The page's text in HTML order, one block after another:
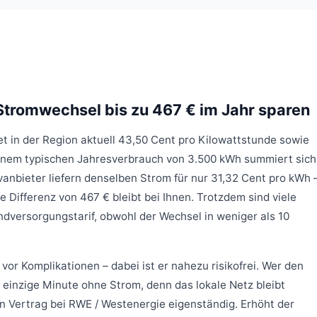
bis zu 467 € im Jahr sparen
in der Region aktuell 43,50 Cent pro Kilowattstunde sowie
typischen Jahresverbrauch von 3.500 kWh summiert sich
liefern denselben Strom für nur 31,32 Cent pro kWh
Differenz von 467 € bleibt bei Ihnen. Trotzdem sind viele
obwohl der Wechsel in weniger als 10
Komplikationen – dabei ist er nahezu risikofrei. Wer den
Minute ohne Strom, denn das lokale Netz bleibt
bei RWE / Westenergie eigenständig. Erhöht der